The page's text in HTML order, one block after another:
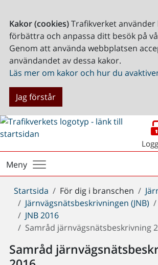
Kakor (cookies)Trafikverket
förbättra och anpassa ditt besök på
Genom att använda webbplatsen
användandet av dessa kakor.
Läs mer om kakor och hur du
Jag förstår
Meny
Du
är
här:
Startsida För dig i branschen
Järnvägsnätsbeskrivningen (JNB)
JNB 2016
Samråd järnvägsnätsbeskrivning
Samråd